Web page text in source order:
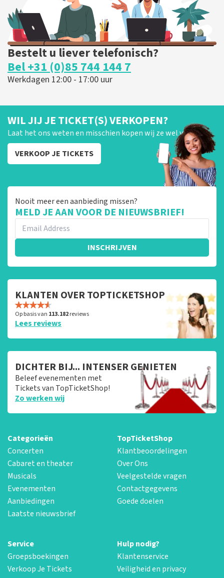
Bestelt u liever telefonisch?
Bel +31 (0)85 744 144 7
Werkdagen 12:00 - 17:00 uur
WIL JIJ JE TICKET(S) VERKOPEN?
Laat het ons weten en misschien kopen wij ze wel van je!
VERKOOP JE TICKETS
Nooit meer een aanbieding missen?
MELD JE AAN VOOR DE NIEUWSBRIEF!
INSCHRIJVEN
KLANTEN OVER TOPTICKETSHOP
Op basis van 113.182reviews
Lees reviews
DICHTER BIJ... INTENSER GENIETEN
Beleef evenementen met
Tickets van TopTicketShop!
Zo werken wij
Categorieën
Concerten
Cabaret en theater
Musicals
Evenementen
Aanbiedingen
Laatste nieuwsbrief
TopTicketShop
Klantbeoordelingen
Over Ons
Veelgestelde vragen
Contactgegevens
Goede doelen
Service
Groepsboekingen
Verkoop Je Tickets
Hulp nodig?
Klantenservice
Veiligheid en privacy